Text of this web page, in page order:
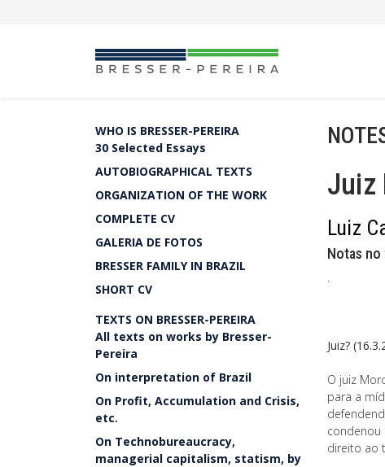
WHO IS BRESSER-PEREIRA
30 Selected Essays
AUTOBIOGRAPHICAL TEXTS
ORGANIZATION OF THE WORK
COMPLETE CV
GALERIA DE FOTOS
BRESSER FAMILY IN BRAZIL
SHORT CV
TEXTS ON BRESSER-PEREIRA
All texts on works by Bresser-
Pereira
On interpretation of Brazil
On Profit, Accumulation and Crisis,
etc.
On Technobureaucracy,
managerial capitalism, statism, by
Juiz
Luiz
Notas no
.
Juiz?
O juiz
para a
condenou
direito ao